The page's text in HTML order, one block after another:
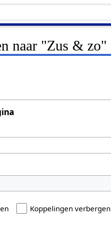
naar "Zus & zo"
Koppelingen verbergen